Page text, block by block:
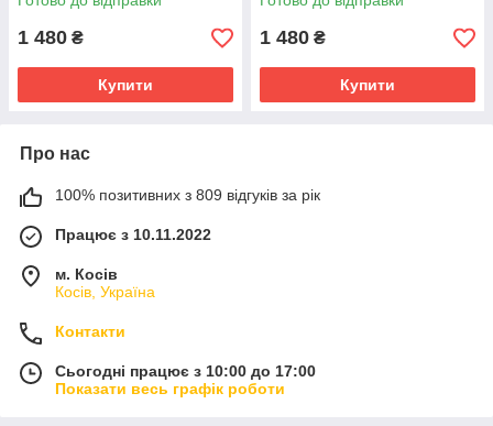
1 480 ₴
Купити
1 480 ₴
Купити
Про нас
100% позитивних з 809 відгуків за рік
Працює з 10.11.2022
м. Косів
Косів, Україна
Контакти
Сьогодні працює з 10:00 до 17:00
Показати весь графік роботи